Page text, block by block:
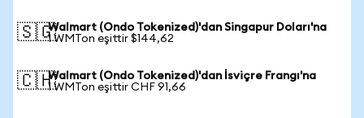
🇸🇬Walmart (Ondo Tokenized)'dan Singapur Doları'na
1 WMTon eşittir $144,62
🇨🇭Walmart (Ondo Tokenized)'dan İsviçre Frangı'na
1 WMTon eşittir CHF 91,66